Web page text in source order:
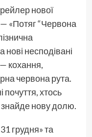
нової
— «Потяг “Червона
нові несподівані
кохання,
червона рута.
почуття, хтось
знайде нову долю.
грудня» та